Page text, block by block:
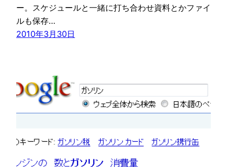
ー。スケジュールと一緒に打ち合わせ資料とかファイ
ルも保存…
2010年3月30日